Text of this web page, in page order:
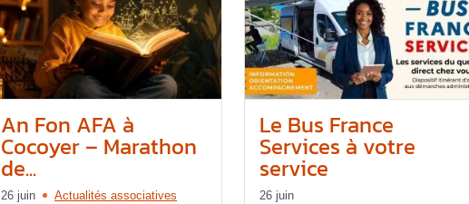
An Fon AFA à
Cocoyer – Marathon
de...
26 juin Actualités associatives
Le Bus France
Services à votre
service
26 juin